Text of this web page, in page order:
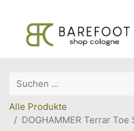
Alle Produkte
DOGHAMMER Terrar